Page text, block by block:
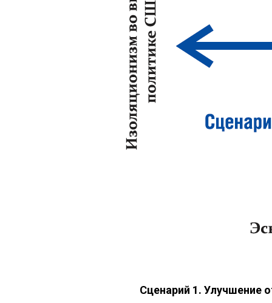
Сценарий 1. Улучшение